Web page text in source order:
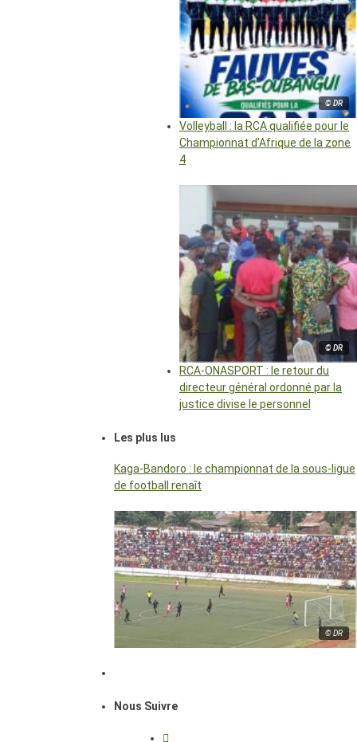
© DR
Volleyball : la RCA qualifiée pour le
Championnat d’Afrique de la zone
4
© DR
RCA-ONASPORT : le retour du
directeur général ordonné par la
justice divise le personnel
Les plus lus
Kaga-Bandoro : le championnat de la sous-ligue
de football renaît
© DR
Nous Suivre